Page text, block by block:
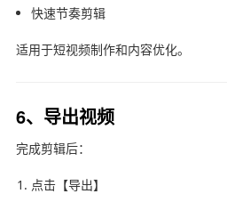
快速节奏剪辑
适用于短视频制作和内容优化。
6、导出视频
完成剪辑后：
点击【导出】